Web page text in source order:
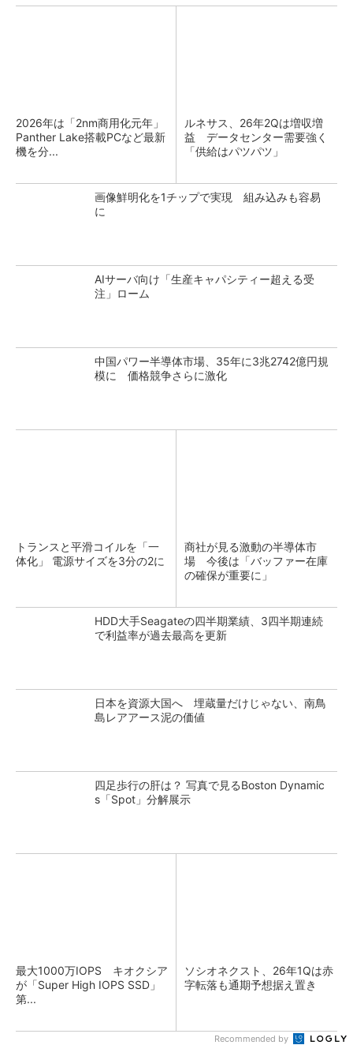
2026年は「2nm商用化元年」
Panther Lake搭載PCなど最新
機を分...
ルネサス、26年2Qは増収増
益 データセンター需要強く
「供給はパツパツ」
画像鮮明化を1チップで実現 組み込みも容易
に
AIサーバ向け「生産キャパシティー超える受
注」ローム
中国パワー半導体市場、35年に3兆2742億円規
模に 価格競争さらに激化
トランスと平滑コイルを「一
体化」 電源サイズを3分の2に
商社が見る激動の半導体市
場 今後は「バッファー在庫
の確保が重要に」
HDD大手Seagateの四半期業績、3四半期連続
で利益率が過去最高を更新
日本を資源大国へ 埋蔵量だけじゃない、南鳥
島レアアース泥の価値
四足歩行の肝は？ 写真で見るBoston Dynamic
s「Spot」分解展示
最大1000万IOPS キオクシア
が「Super High IOPS SSD」
第...
ソシオネクスト、26年1Qは赤
字転落も通期予想据え置き
Recommended by